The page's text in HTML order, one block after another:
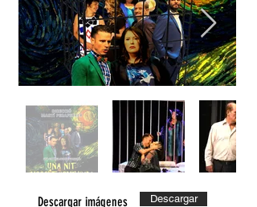
Descargar imágenes Descargar